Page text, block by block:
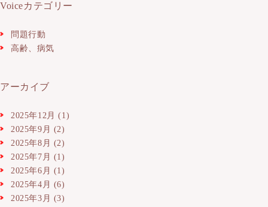
Voiceカテゴリー
問題行動
高齢、病気
アーカイブ
2025年12月 (1)
2025年9月 (2)
2025年8月 (2)
2025年7月 (1)
2025年6月 (1)
2025年4月 (6)
2025年3月 (3)